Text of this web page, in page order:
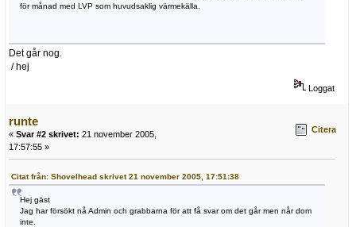
för månad med LVP som huvudsaklig värmekälla.
Det går nog.
/ hej
Loggat
runte
« Svar #2 skrivet: 21 november 2005,
17:57:55 »
Citera
Citat från: Shovelhead skrivet 21 november 2005, 17:51:38
Hej gäst
Jag har försökt nå Admin och grabbarna för att få svar om det går men når dom
inte.